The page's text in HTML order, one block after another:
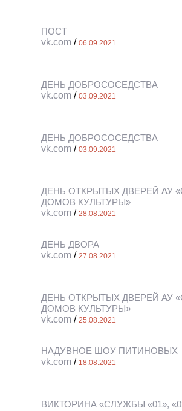
ПОСТ
vk.com / 06.09.2021
ДЕНЬ ДОБРОСОСЕДСТВА
vk.com / 03.09.2021
ДЕНЬ ДОБРОСОСЕДСТВА
vk.com / 03.09.2021
ДЕНЬ ОТКРЫТЫХ ДВЕРЕЙ АУ
ДОМОВ КУЛЬТУРЫ»
vk.com / 28.08.2021
ДЕНЬ ДВОРА
vk.com / 27.08.2021
ДЕНЬ ОТКРЫТЫХ ДВЕРЕЙ АУ
ДОМОВ КУЛЬТУРЫ»
vk.com / 25.08.2021
НАДУВНОЕ ШОУ ПИТИНОВЫХ
vk.com / 18.08.2021
ВИКТОРИНА «СЛУЖБЫ «01»,